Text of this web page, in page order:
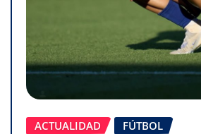
ACTUALIDAD
FÚTBOL